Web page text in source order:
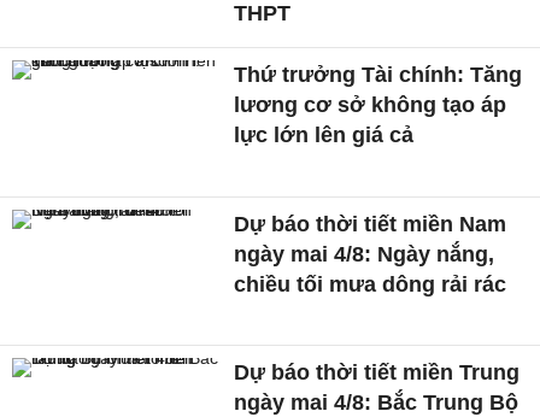
THPT
Thứ trưởng Tài chính: Tăng
lương cơ sở không tạo áp
lực lớn lên giá cả
Dự báo thời tiết miền Nam
ngày mai 4/8: Ngày nắng,
chiều tối mưa dông rải rác
Dự báo thời tiết miền Trung
ngày mai 4/8: Bắc Trung Bộ